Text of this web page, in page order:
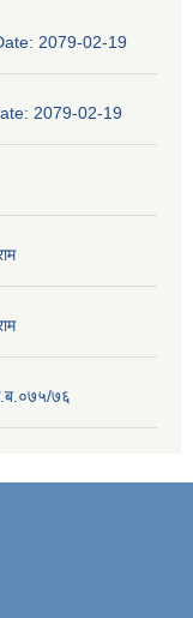
2079-02-19
2079-02-19
७६